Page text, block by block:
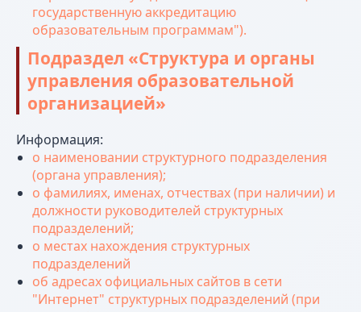
государственную аккредитацию
образовательным программам").
Подраздел «Структура и органы
управления образовательной
организацией»
Информация:
о наименовании структурного подразделения
(органа управления);
о фамилиях, именах, отчествах (при наличии) и
должности руководителей структурных
подразделений;
о местах нахождения структурных
подразделений
об адресах официальных сайтов в сети
"Интернет" структурных подразделений (при